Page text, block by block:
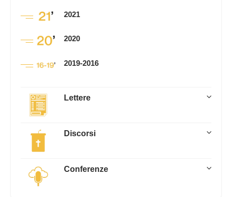
2021
2020
2019-2016
Lettere
Discorsi
Conferenze